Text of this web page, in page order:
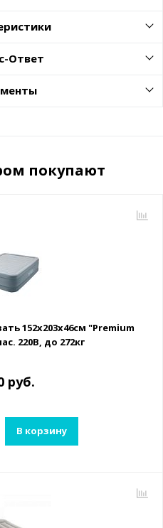
Ответ
покупают
152х203х46см "Premium
220В, до 272кг
руб.
В корзину